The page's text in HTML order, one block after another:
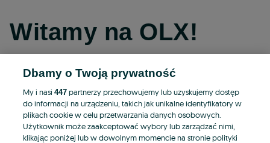
Witamy na OLX!
Kontynuuj przez Facebooka
Kontynuuj przez konto Apple
Dbamy o Twoją prywatność
My i nasi447 partnerzy przechowujemy lub uzyskujemy dostęp
do informacji na urządzeniu, takich jak unikalne identyfikatory w
plikach cookie w celu przetwarzania danych osobowych.
Użytkownik może zaakceptować wybory lub zarządzać nimi,
klikając poniżej lub w dowolnym momencie na stronie polityki